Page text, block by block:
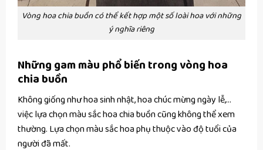
Vòng hoa chia buồn có thể kết hợp một số loài hoa với những
ý nghĩa riêng
Những gam màu phổ biến trong vòng hoa
chia buồn
Không giống như hoa sinh nhật, hoa chúc mừng ngày lễ,…
việc lựa chọn màu sắc hoa chia buồn cũng không thể xem
thường. Lựa chọn màu sắc hoa phụ thuộc vào độ tuổi của
người đã mất.